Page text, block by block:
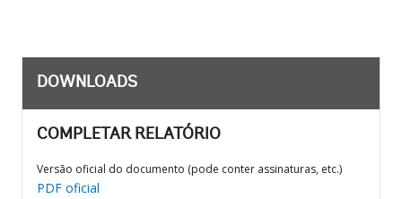
DOWNLOADS
COMPLETAR RELATÓRIO
Versão oficial do documento (pode conter assinaturas, etc.)
PDF oficial